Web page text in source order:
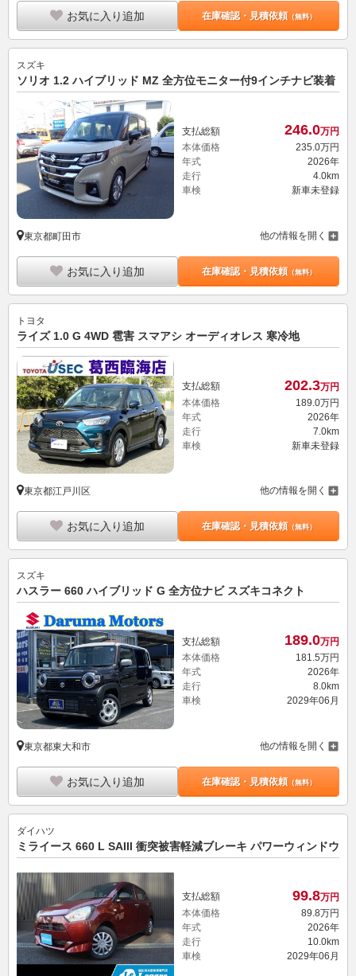
お気に入り追加 在庫確認・見積依頼（無料）
スズキ
ソリオ 1.2 ハイブリッド MZ 全方位モニター付9インチナビ装着
支払総額 246.0万円
本体価格
235.0万円
年式
2026年
走行
4.0km
車検
新車未登録
東京都町田市 他の情報を開く
お気に入り追加 在庫確認・見積依頼（無料）
トヨタ
ライズ 1.0 G 4WD 雹害 スマアシ オーディオレス 寒冷地
支払総額 202.3万円
本体価格
189. 0万円
年式
2026年
走行
7.0km
車検
新車未登録
東京都江戸川区 他の情報を開く
お気に入り追加 在庫確認・見積依頼（無料）
スズキ
ハスラー 660 ハイブリッド G 全方位ナビ スズキコネクト
支払総額 189.0万円
本体価格
181.5万円
年式
2026年
走行
8.0km
車検
2029年06月
東京都東大和市 他の情報を開く
お気に入り追加 在庫確認・見積依頼（無料）
ダイハツ
ミライース 660 L SAIII 衝突被害軽減ブレーキ パワーウィンドウ
支払総額 99.8万円
本体価格
89. 8万円
年式
2026年
走行
10.0km
車検
2029年06月